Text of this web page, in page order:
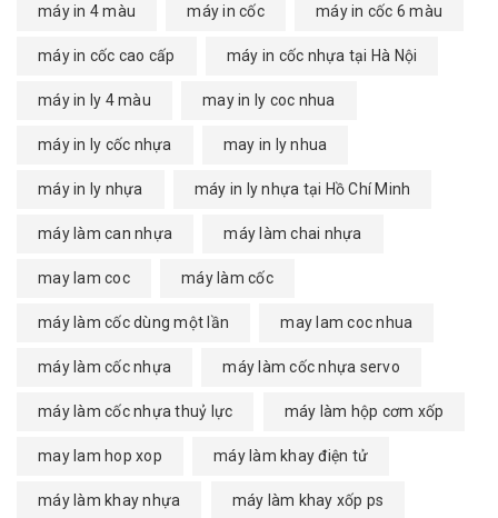
máy in 4 màu máy in cốc máy in cốc 6 màu
máy in cốc cao cấp máy in cốc nhựa tại Hà Nội
máy in ly 4 màu may in ly coc nhua
máy in ly cốc nhựa may in ly nhua
máy in ly nhựa máy in ly nhựa tại Hồ Chí Minh
máy làm can nhựa máy làm chai nhựa
may lam coc máy làm cốc
máy làm cốc dùng một lần may lam coc nhua
máy làm cốc nhựa máy làm cốc nhựa servo
máy làm cốc nhựa thuỷ lực máy làm hộp cơm xốp
may lam hop xop máy làm khay điện tử
máy làm khay nhựa máy làm khay xốp ps